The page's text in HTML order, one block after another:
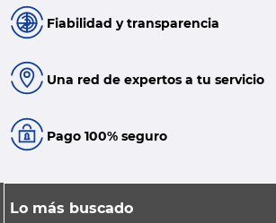
Fiabilidad y transparencia
Una red de expertos a tu servicio
Pago 100% seguro
Lo más buscado